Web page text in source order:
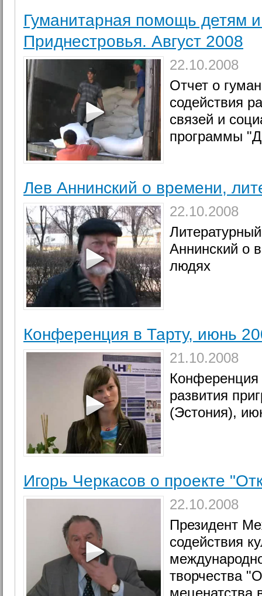
Гуманитарная помощь детям
Приднестровья. Август 2008
22.10.2008
Отчет о
содействия
связей и
программы
Лев Аннинский о времени,
22.10.2008
Аннинский о
людях
Конференция в Тарту, июнь
21.10.2008
Конференция
развития
(Эстония),
Игорь Черкасов о проекте
22.10.2008
Президент
содействия
творчества